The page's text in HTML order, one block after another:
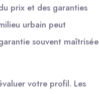
prix et des garanties
urbain peut
souvent maîtrisée
votre profil. Les